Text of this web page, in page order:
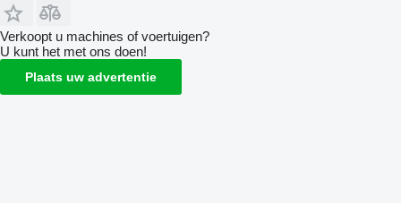
Verkoopt u machines of voertuigen?
U kunt het met ons doen!
Plaats uw advertentie